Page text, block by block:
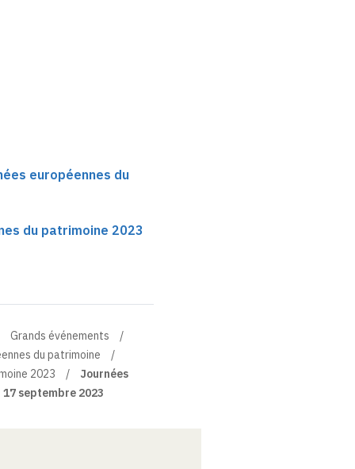
européennes du
du patrimoine 2023
Grands événements
du patrimoine
2023
Journées
septembre 2023